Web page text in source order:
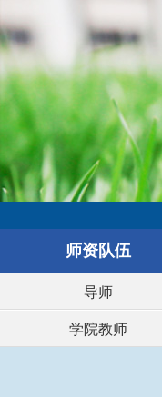
师资队伍
导师
学院教师